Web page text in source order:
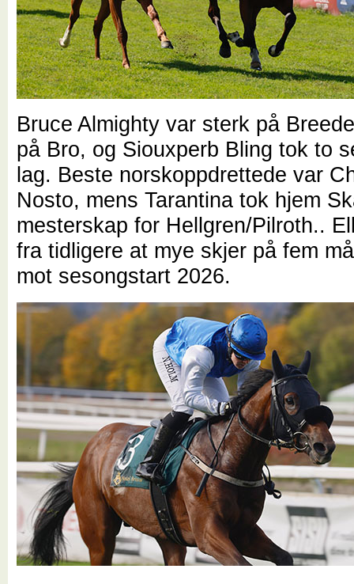
Bruce Almighty var sterk på
på Bro, og Siouxperb Bling tok to
lag. Beste norskoppdrettede var
Nosto, mens Tarantina tok hjem
mesterskap for Hellgren/Pilroth..
fra tidligere at mye skjer på fem
mot sesongstart 2026.